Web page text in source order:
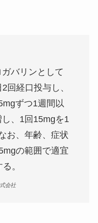
バリンとして
回経口投与し、
ずつ1週間以
し、1回15mgを1
お、年齢、症状
の範囲で適宜
。
会社